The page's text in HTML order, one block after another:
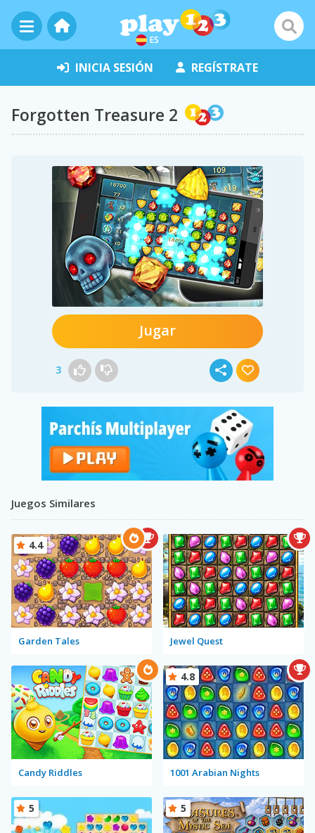
ES
INICIA SESIÓN REGÍSTRATE
Forgotten Treasure 2
Jugar
3
Juegos Similares
Garden Tales
4.4
Jewel Quest
Candy Riddles 1001 Arabian Nights
4.8
5 5